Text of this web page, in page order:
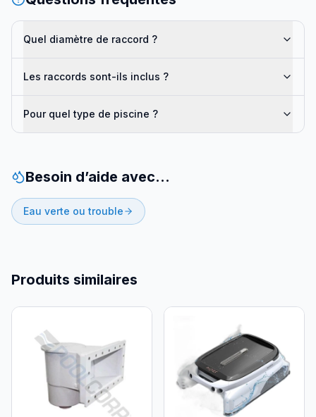
Quel diamètre de raccord ?
Les raccords sont-ils inclus ?
Pour quel type de piscine ?
Besoin d’aide avec…
Eau verte ou trouble
Produits similaires